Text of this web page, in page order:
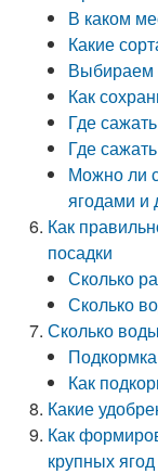
В каком
Какие
Выбираем
Как
Где
Где
Можно ли
ягодами и
Как
посадки
Сколько
Сколько
Сколько
Как
Какие
Как
крупных ягод